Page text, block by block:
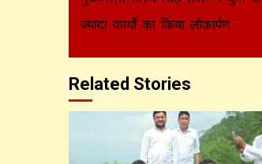
ज्यादा कार्यों का किया लोकार्पण
Related Stories